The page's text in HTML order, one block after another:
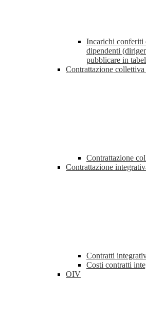
Incarichi conferiti
dipendenti
pubblicare in
Contrattazione collettiva
Contrattazione
Contrattazione
Contratti
Costi contratti
OIV